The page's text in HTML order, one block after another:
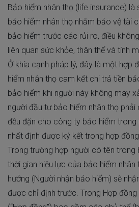
Bảo hiểm nhân thọ (life insurance)
bảo hiểm nhân thọ nhằm bảo vệ tài
bảo hiểm trước các rủi ro, điều
liên quan sức khỏe, thân thể và tính
Ở khía cạnh pháp lý, đây là một hợp
hiểm nhân thọ cam kết chi trả tiền
bảo hiểm khi người này không may
người đầu tư bảo hiểm nhân thọ
đều đặn cho công ty bảo hiểm trong
nhất định được ký kết trong hợp
Trong trường hợp người có tên trong
thời gian hiệu lực của bảo hiểm nhân
hưởng (Người nhận bảo hiểm) sẽ
được chỉ định trước. Trong Hợp